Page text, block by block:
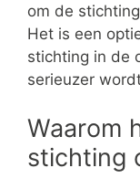
om de
Het is een
stichting in de
serieuzer
Waarom
stichting